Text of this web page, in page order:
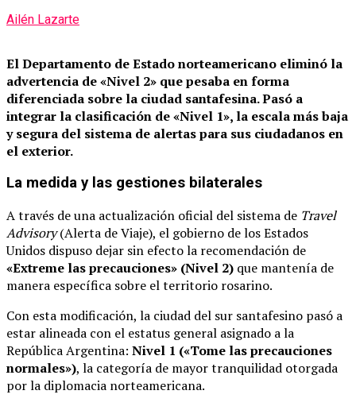
Ailén Lazarte
El Departamento de Estado norteamericano eliminó la
advertencia de «Nivel 2» que pesaba en forma
diferenciada sobre la ciudad santafesina.Pasó a
integrar la clasificación de «Nivel 1», la escala más baja
y segura del sistema de alertas para sus ciudadanos en
el exterior.
La medida y las gestiones bilaterales
A través de una actualización oficial del sistema de Travel
Advisory(Alerta de Viaje), el gobierno de los Estados
Unidos dispuso dejar sin efecto la recomendación de
«Extreme las precauciones» (Nivel 2) que mantenía de
manera específica sobre el territorio rosarino.
Con esta modificación, la ciudad del sur santafesino pasó a
estar alineada con el estatus general asignado a la
República Argentina: Nivel 1 («Tome las precauciones
normales»), la categoría de mayor tranquilidad otorgada
por la diplomacia norteamericana.